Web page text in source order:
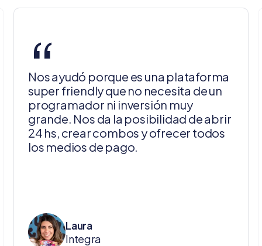
“
Nos ayudó porque es una plataforma
super friendly que no necesita de un
programador ni inversión muy
grande. Nos da la posibilidad de abrir
24 hs, crear combos y ofrecer todos
los medios de pago.
Laura
Integra